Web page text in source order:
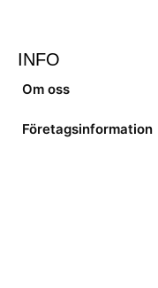
INFO
Om oss
Företagsinformation